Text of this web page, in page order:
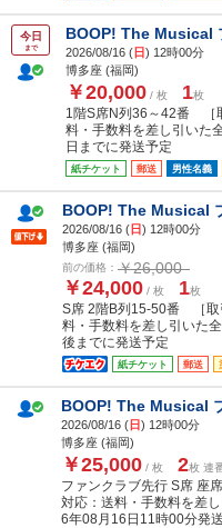
今日
まで
BOOP! The Musical
2026/08/16 (日) 12時00分
博多座 (福岡)
￥20,000 / 枚 1枚
1階S席N列36～42番 ［
料・手数料を差し引いた
日までに発送予定
紙チケット 郵送 男性名義
BOOP! The Musical
2026/08/16 (日) 12時00分
博多座 (福岡)
前の価格： ￥26,000
￥24,000 / 枚 1枚
S席 2階B列15-50番 ［取
料・手数料を差し引いた
後までに発送予定
紙チケット 郵送
BOOP! The Musical
2026/08/16 (日) 12時00分
博多座 (福岡)
￥25,000 / 枚 2枚 連
ファンクラブ先行 S席 座
対応：送料・手数料を差
6年08月16日11時00分発